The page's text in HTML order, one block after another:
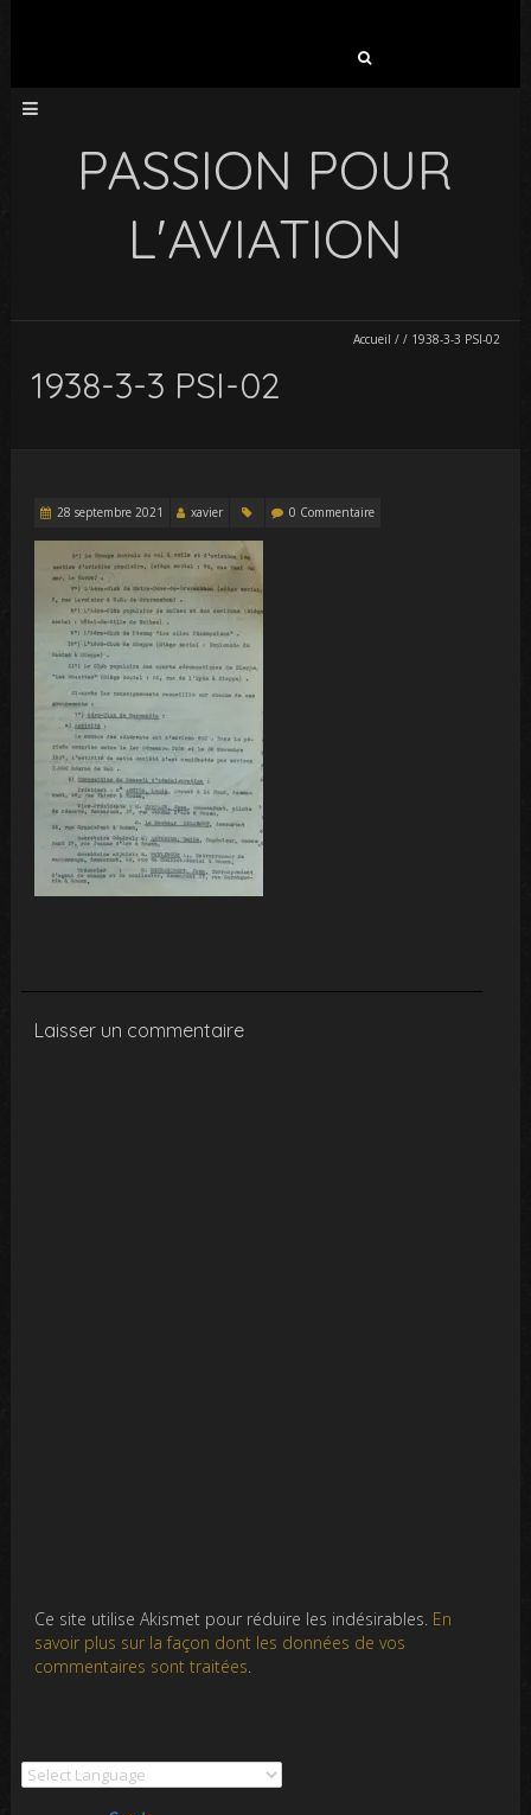
PASSION POUR
L'AVIATION
Accueil / / 1938-3-3 PSI-02
1938-3-3 PSI-02
28 septembre 2021 xavier 0 Commentaire
Laisser un commentaire
Ce site utilise Akismet pour réduire les indésirables. En
savoir plus sur la façon dont les données de vos
commentaires sont traitées.